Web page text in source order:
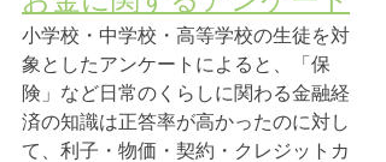
小学校・中学校・高等学校の生徒を対
象としたアンケートによると、「保
険」など日常のくらしに関わる金融経
済の知識は正答率が高かったのに対し
て、利子・物価・契約・クレジットカ